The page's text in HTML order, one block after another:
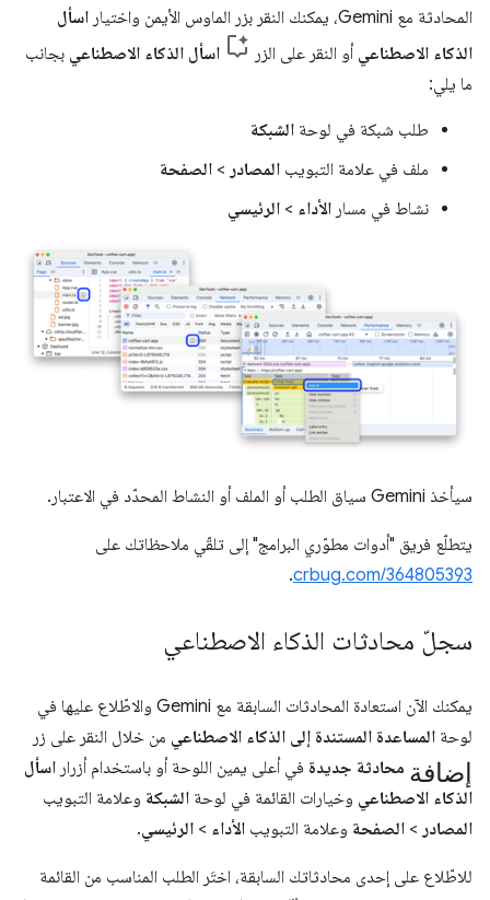
المحادثة مع Gemini، يمكنك النقر بزر الماوس الأيمن واختيار
اسأل
الذكاء الاصطناعي أو النقر على الزر اسأل الذكاء الاصطناعي بجانب
ما يلي:
طلب شبكة في لوحة الشبكة
ملف في علامة التبويب المصادر > الصفحة
نشاط في مسار الأداء > الرئيسي
سيأخذ Gemini سياق الطلب أو الملف أو النشاط المحدّد في الاعتبار.
يتطلّع فريق "أدوات مطوّري البرامج" إلى تلقّي ملاحظاتك على
crbug.com/364805393
.
سجلّ محادثات الذكاء الاصطناعي
يمكنك الآن استعادة المحادثات السابقة مع Gemini والاطّلاع عليها في
لوحة المساعدة المستندة إلى الذكاء الاصطناعي من خلال النقر على زر
إضافة محادثة جديدة في أعلى يمين اللوحة أو باستخدام أزرار اسأل
الذكاء الاصطناعي وخيارات القائمة في لوحة الشبكة وعلامة التبويب
المصادر > الصفحة وعلامة التبويب الأداء > الرئيسي.
للاطّلاع على إحدى محادثاتك السابقة، اختَر الطلب المناسب من القائمة